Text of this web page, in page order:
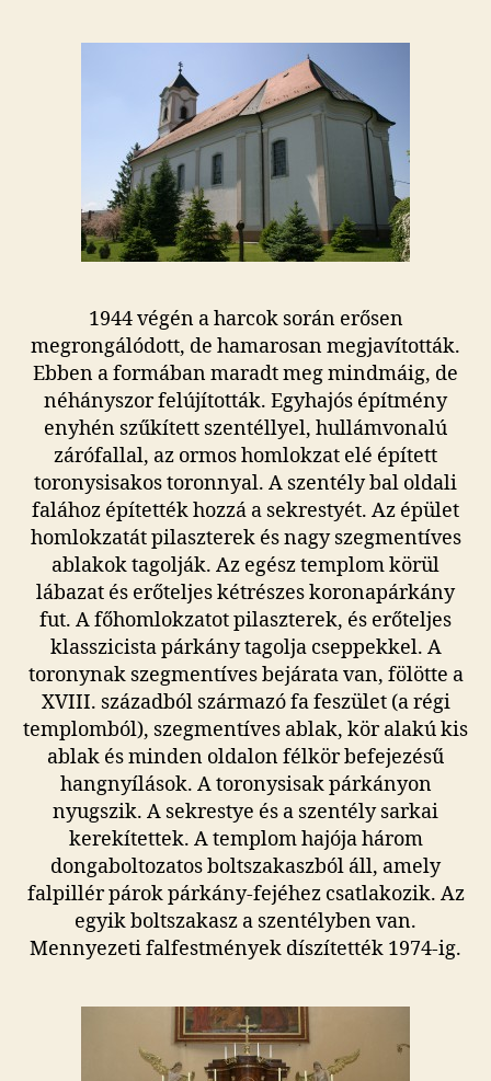
1944 végén a harcok során erősen
megrongálódott, de hamarosan megjavították.
Ebben a formában maradt meg mindmáig, de
néhányszor felújították. Egyhajós építmény
enyhén szűkített szentéllyel, hullámvonalú
zárófallal, az ormos homlokzat elé épített
toronysisakos toronnyal. A szentély bal oldali
falához építették hozzá a sekrestyét. Az épület
homlokzatát pilaszterek és nagy szegmentíves
ablakok tagolják. Az egész templom körül
lábazat és erőteljes kétrészes koronapárkány
fut. A főhomlokzatot pilaszterek, és erőteljes
klasszicista párkány tagolja cseppekkel. A
toronynak szegmentíves bejárata van, fölötte a
XVIII. századból származó fa feszület (a régi
templomból), szegmentíves ablak, kör alakú kis
ablak és minden oldalon félkör befejezésű
hangnyílások. A toronysisak párkányon
nyugszik. A sekrestye és a szentély sarkai
kerekítettek. A templom hajója három
dongaboltozatos boltszakaszból áll, amely
falpillér párok párkány-fejéhez csatlakozik. Az
egyik boltszakasz a szentélyben van.
Mennyezeti falfestmények díszítették 1974-ig.